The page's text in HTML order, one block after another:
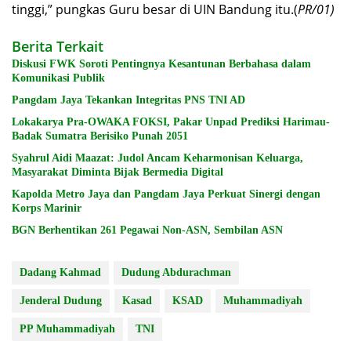
tinggi,” pungkas Guru besar di UIN Bandung itu.(PR/01)
Berita Terkait
Diskusi FWK Soroti Pentingnya Kesantunan Berbahasa dalam
Komunikasi Publik
Pangdam Jaya Tekankan Integritas PNS TNI AD
Lokakarya Pra-OWAKA FOKSI, Pakar Unpad Prediksi Harimau-
Badak Sumatra Berisiko Punah 2051
Syahrul Aidi Maazat: Judol Ancam Keharmonisan Keluarga,
Masyarakat Diminta Bijak Bermedia Digital
Kapolda Metro Jaya dan Pangdam Jaya Perkuat Sinergi dengan
Korps Marinir
BGN Berhentikan 261 Pegawai Non-ASN, Sembilan ASN
Dadang Kahmad Dudung Abdurachman
Jenderal Dudung Kasad KSAD Muhammadiyah
PP Muhammadiyah TNI